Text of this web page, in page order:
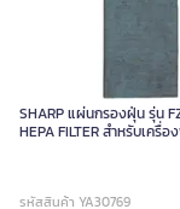
SHARP แผ่นกรองฝุ่น รุ่น
HEPA FILTER สำหรับเครื่
รหัสสินค้า YA30769